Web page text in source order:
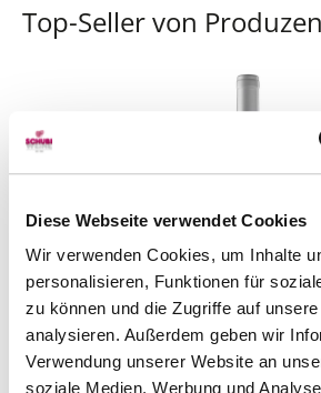
Diese Webseite verwendet Cookies
Wir verwenden Cookies, um Inhalte
personalisieren, Funktionen für
zu können und die Zugriffe auf
analysieren. Außerdem geben wir
Verwendung unserer Website an
soziale Medien, Werbung und
Top-Seller von
Celeste Torres2022
Torres 75 cl